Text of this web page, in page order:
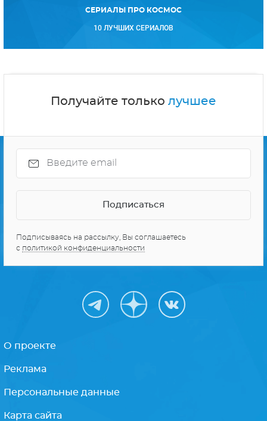
СЕРИАЛЫ ПРО КОСМОС
10 ЛУЧШИХ СЕРИАЛОВ
Получайте только лучшее
Подписываясь на рассылку, Вы соглашаетесь
с политикой конфиденциальности
О проекте
Реклама
Персональные данные
Карта сайта